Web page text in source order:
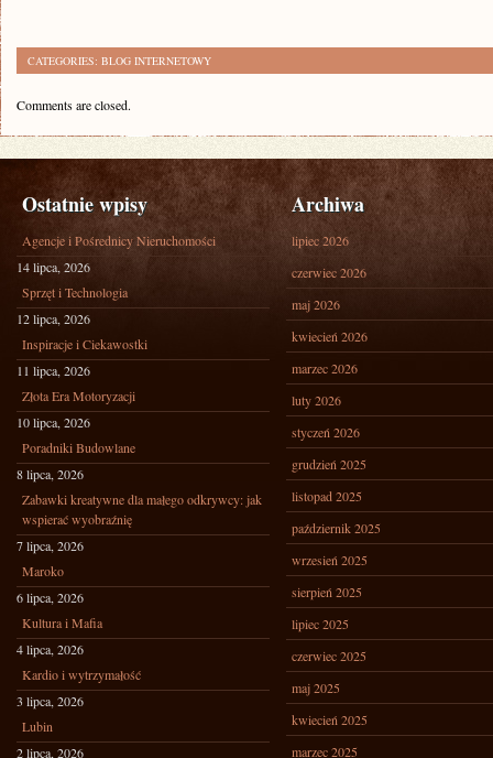
CATEGORIES: BLOG INTERNETOWY
Comments are closed.
Ostatnie wpisy
Agencje i Pośrednicy Nieruchomości
14 lipca, 2026
Sprzęt i Technologia
12 lipca, 2026
Inspiracje i Ciekawostki
11 lipca, 2026
Złota Era Motoryzacji
10 lipca, 2026
Poradniki Budowlane
8 lipca, 2026
Zabawki kreatywne dla małego odkrywcy: jak
wspierać wyobraźnię
7 lipca, 2026
Maroko
6 lipca, 2026
Kultura i Mafia
4 lipca, 2026
Kardio i wytrzymałość
3 lipca, 2026
Lubin
2 lipca, 2026
Archiwa
lipiec 2026
czerwiec 2026
maj 2026
kwiecień 2026
marzec 2026
luty 2026
styczeń 2026
grudzień 2025
listopad 2025
październik 2025
wrzesień 2025
sierpień 2025
lipiec 2025
czerwiec 2025
maj 2025
kwiecień 2025
marzec 2025